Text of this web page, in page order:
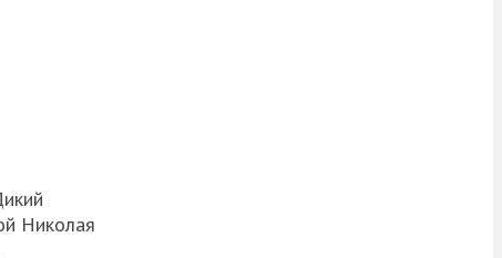
Николая